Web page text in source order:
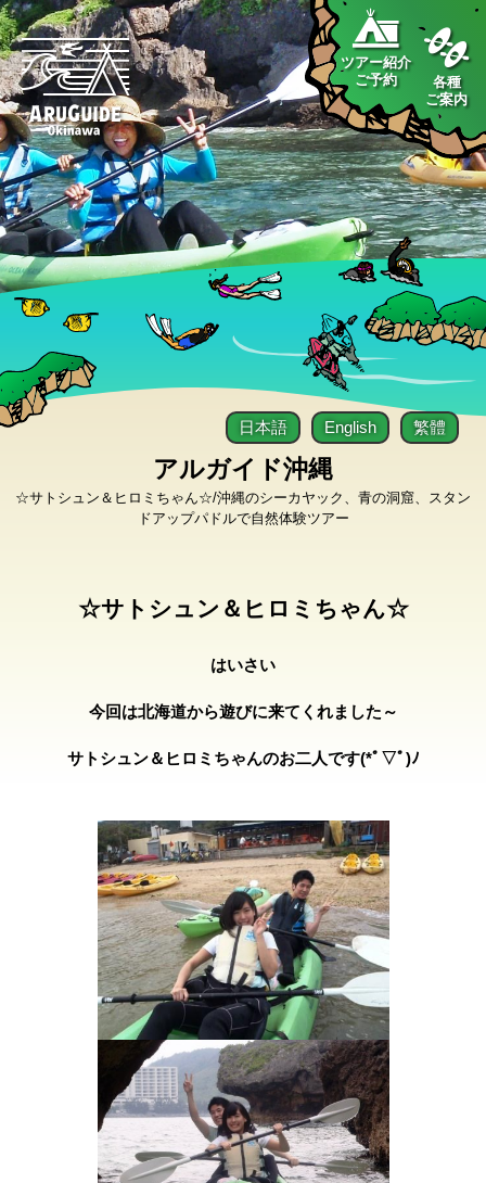
ツアー紹介
ご予約
各種
ご案内
アルガイド沖縄
☆サトシュン＆ヒロミちゃん☆/沖縄のシーカヤック、青の洞窟、スタン
ドアップパドルで自然体験ツアー
日本語 English 繁體
☆サトシュン＆ヒロミちゃん☆
はいさい
今回は北海道から遊びに来てくれました～
サトシュン＆ヒロミちゃんのお二人です(*ﾟ▽ﾟ)ﾉ